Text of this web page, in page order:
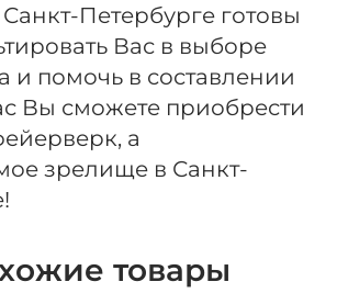
Петербурге готовы
Вас в выборе
и помочь в составлении
Вы сможете приобрести
а
зрелище в Санкт-
товары